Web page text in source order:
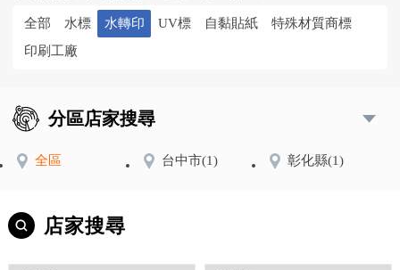
全部 水標 水轉印 UV標 自黏貼紙
特殊材質商標
印刷工廠
分區店家搜尋
全區 台中市(1) 彰化縣(1)
店家搜尋